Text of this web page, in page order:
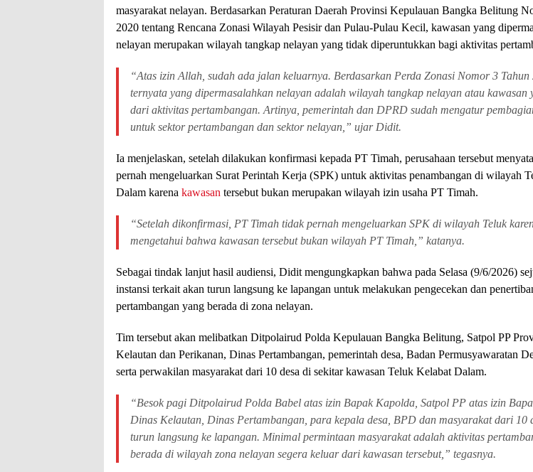
masyarakat nelayan. Berdasarkan Peraturan Daerah Provinsi Kepulauan Bangka Belitung
2020 tentang Rencana Zonasi Wilayah Pesisir dan Pulau-Pulau Kecil, kawasan yang
nelayan merupakan wilayah tangkap nelayan yang tidak diperuntukkan bagi aktivitas
“Atas izin Allah, sudah ada jalan keluarnya. Berdasarkan Perda Zonasi Nomor 3 Tahun
ternyata yang dipermasalahkan nelayan adalah wilayah tangkap nelayan atau kawasan
dari aktivitas pertambangan. Artinya, pemerintah dan DPRD sudah mengatur
untuk sektor pertambangan dan sektor nelayan,” ujar Didit.
Ia menjelaskan, setelah dilakukan konfirmasi kepada PT Timah, perusahaan tersebut
pernah mengeluarkan Surat Perintah Kerja (SPK) untuk aktivitas penambangan di wilayah
Dalam karena kawasan tersebut bukan merupakan wilayah izin usaha PT Timah.
“Setelah dikonfirmasi, PT Timah tidak pernah mengeluarkan SPK di wilayah Teluk
mengetahui bahwa kawasan tersebut bukan wilayah PT Timah,” katanya.
Sebagai tindak lanjut hasil audiensi, Didit mengungkapkan bahwa pada Selasa (9/6/2026)
instansi terkait akan turun langsung ke lapangan untuk melakukan pengecekan dan
pertambangan yang berada di zona nelayan.
Tim tersebut akan melibatkan Ditpolairud Polda Kepulauan Bangka Belitung, Satpol PP
Kelautan dan Perikanan, Dinas Pertambangan, pemerintah desa, Badan Permusyawaratan
serta perwakilan masyarakat dari 10 desa di sekitar kawasan Teluk Kelabat Dalam.
“Besok pagi Ditpolairud Polda Babel atas izin Bapak Kapolda, Satpol PP atas izin
Dinas Kelautan, Dinas Pertambangan, para kepala desa, BPD dan masyarakat dari 10
turun langsung ke lapangan. Minimal permintaan masyarakat adalah aktivitas
berada di wilayah zona nelayan segera keluar dari kawasan tersebut,” tegasnya.